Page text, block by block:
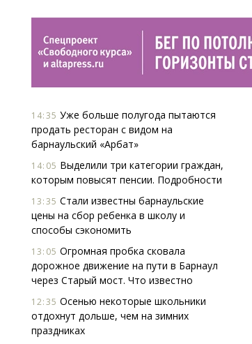
14:35 Уже больше полугода пытаются
продать ресторан с видом на
барнаульский «Арбат»
14:05 Выделили три категории граждан,
которым повысят пенсии. Подробности
13:35 Стали известны барнаульские
цены на сбор ребенка в школу и
способы сэкономить
13:05 Огромная пробка сковала
дорожное движение на пути в Барнаул
через Старый мост. Что известно
12:35 Осенью некоторые школьники
отдохнут дольше, чем на зимних
праздниках